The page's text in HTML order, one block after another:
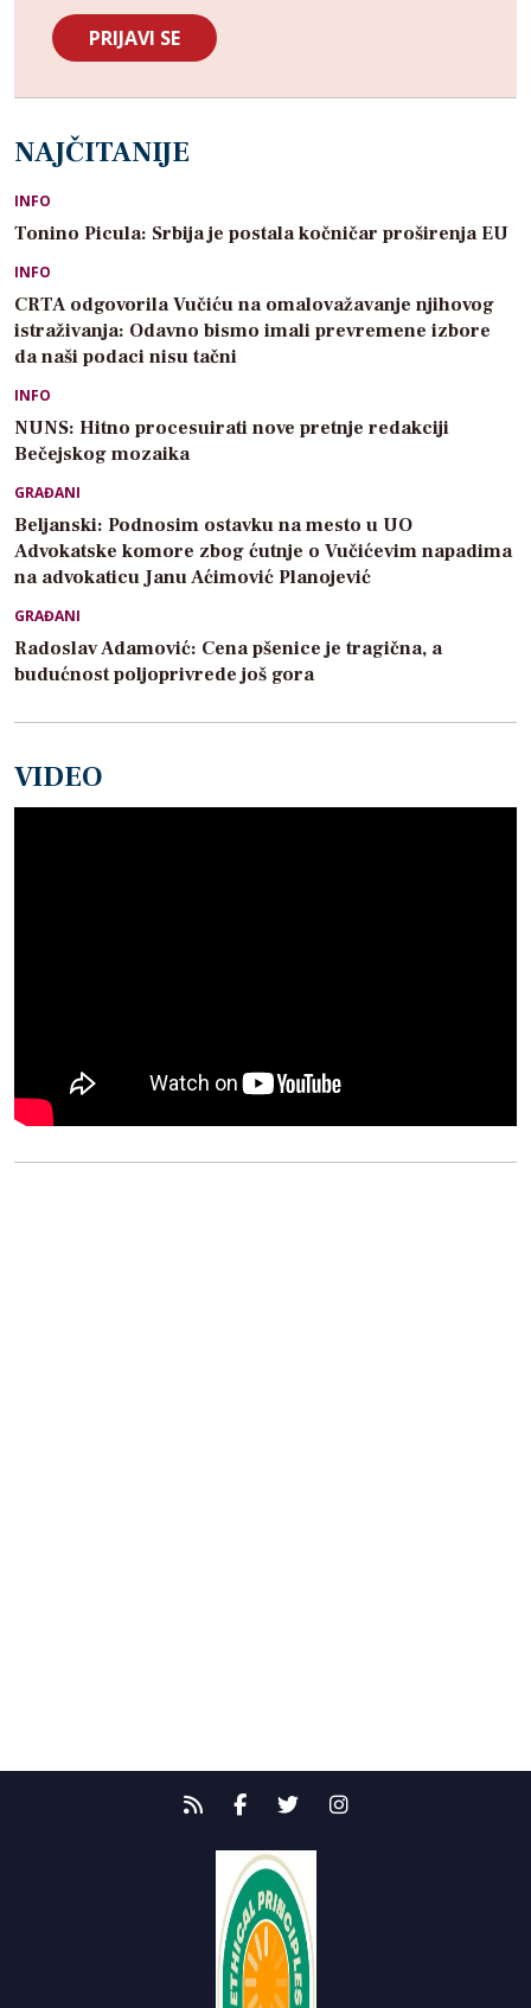
NAJČITANIJE
INFO
Tonino Picula: Srbija je postala kočničar proširenja EU
INFO
CRTA odgovorila Vučiću na omalovažavanje njihovog
istraživanja: Odavno bismo imali prevremene izbore
da naši podaci nisu tačni
INFO
NUNS: Hitno procesuirati nove pretnje redakciji
Bečejskog mozaika
GRAĐANI
Beljanski: Podnosim ostavku na mesto u UO
Advokatske komore zbog ćutnje o Vučićevim napadima
na advokaticu Janu Aćimović Planojević
GRAĐANI
Radoslav Adamović: Cena pšenice je tragična, a
budućnost poljoprivrede još gora
VIDEO